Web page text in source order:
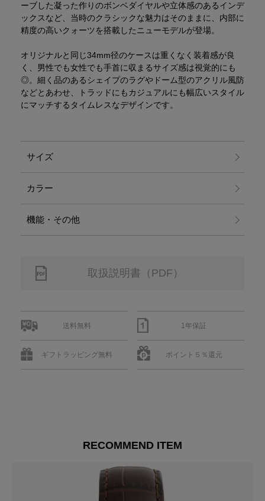
ーブした凝った作りのボンベダイヤルや立体感のあるインデ
ックスなど、当時のクラシックな魅力はそのままに、内部に
精度の高いクォーツを搭載したニューモデルが登場。
オリジナルと同じ34mm径のケースは重くなく装着感が良
く、男性でも女性でも手首に収まるサイズ感は視覚的にも
◎。細く品のあるシェイプのラグやドーム型のアクリル風防
などとあわせ、トラッドにもカジュアルにも幅広いスタイル
にマッチするタイムレスなデザインです。
サイズ
カラー
機能・その他
取扱説明書（PDF）
送料無料 1年保証
ギフトラッピング無料 ポイント５％還元
RECOMMEND ITEM